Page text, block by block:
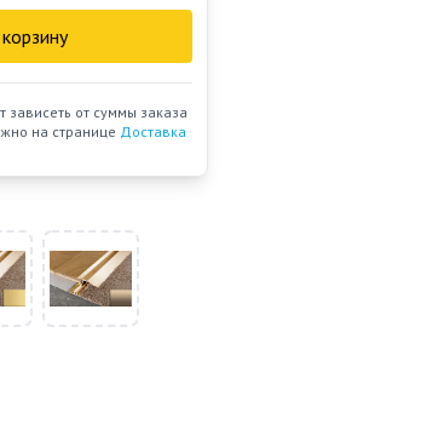
зависеть от суммы заказа
на странице Доставка